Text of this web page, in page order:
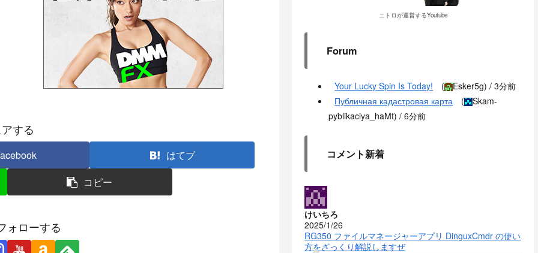
する
はてブ
コピー
ォローする
ニトロが運営するYoutube
Forum
Your Lucky Spin Is Today! ( Esker5g) /3分前
Публичная кадастровая карта
(
Skam-
pyblikaciya_haMt) /6分前
コメント新着
けいちろ
2025/1/26
RG350 ファイルマネージャーアプリ DinguxCmdr の使い
方をざっくり解説しますぜ